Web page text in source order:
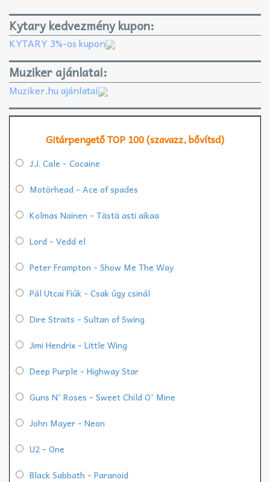
Kytary kedvezmény kupon:
KYTARY 3%-os kupon
Muziker ajánlatai:
Muziker.hu ajánlatai
Gitárpengető TOP 100 (szavazz, bővítsd)
J.J. Cale - Cocaine
Motörhead - Ace of spades
Kolmas Nainen - Tästä asti aikaa
Lord - Vedd el
Peter Frampton - Show Me The Way
Pál Utcai Fiúk - Csak úgy csinál
Dire Straits - Sultan of Swing
Jimi Hendrix - Little Wing
Deep Purple - Highway Star
Guns N' Roses - Sweet Child O' Mine
John Mayer - Neon
U2 - One
Black Sabbath - Paranoid